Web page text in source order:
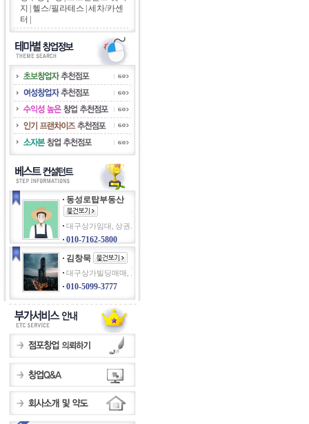
지
헬스/필라테스 세차/카센
터
동성로탑부동산
대구상가임대, 상권.
010-7162-5800
김창묵
대구상가빌딩매매, .
010-5099-3777